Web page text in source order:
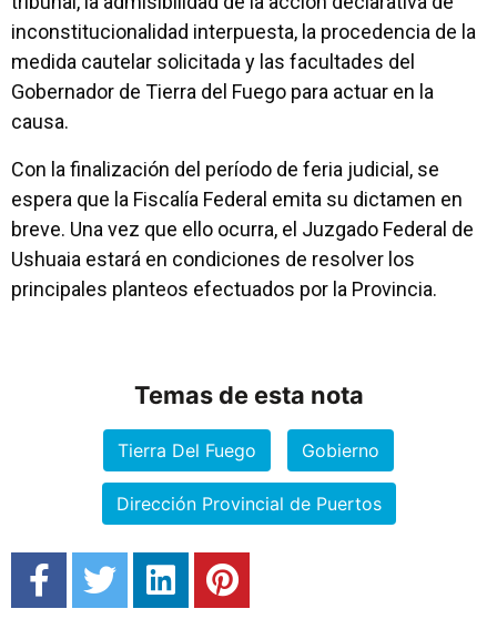
inconstitucionalidad interpuesta, la procedencia de la
medida cautelar solicitada y las facultades del
Gobernador de Tierra del Fuego para actuar en la
causa.
Con la finalización del período de feria judicial, se
espera que la Fiscalía Federal emita su dictamen en
breve. Una vez que ello ocurra, el Juzgado Federal de
Ushuaia estará en condiciones de resolver los
principales planteos efectuados por la Provincia.
Temas de esta nota
Tierra Del Fuego Gobierno
Dirección Provincial de Puertos